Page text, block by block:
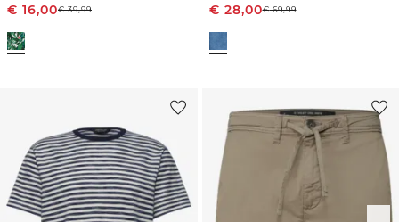
€ 16,00€39,99 € 28,00€69,99